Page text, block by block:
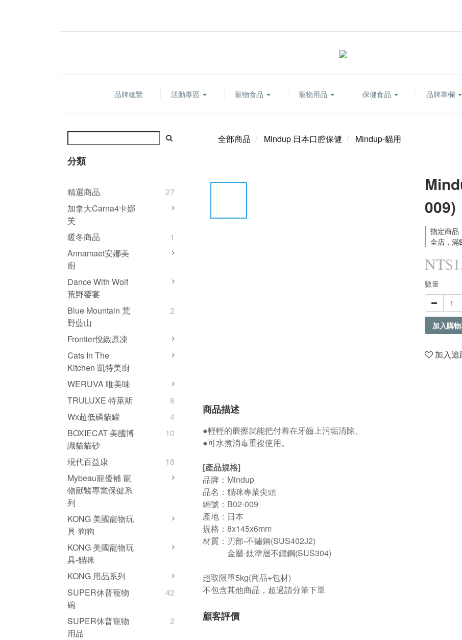
品牌總覽 活動專區 寵物食品 寵物用品 保健食品 品牌專欄
分類
精選商品
27
加拿大Carna4卡娜
芙
暖冬商品
1
Annamaet安娜美
廚
Dance With Wolf
荒野饗宴
Blue Mountain 荒
野藍山
2
Frontier悅緻原凍
Cats In The
Kitchen 凱特美廚
WERUVA 唯美味
TRULUXE 特萊斯
8
Wx超低磷貓罐
4
BOXIECAT 美國博
識貓貓砂
10
現代百益康
18
Mybeau寵優補 寵
物獸醫專業保健系
列
KONG 美國寵物玩
具-狗狗
KONG 美國寵物玩
具-貓咪
KONG 用品系列
SUPER休普寵物
碗
42
SUPER休普寵物
用品
2
全部商品 Mindup 日本口腔保健 Mindup-貓用
009)
指定商品
全店，滿
數量
加入購
加入
商品描述
●輕輕的磨擦就能把付着在牙齒上污垢清除。
●可水煮消毒重複使用。
[產品規格]
品牌：Mindup
品名：貓咪專業尖頭
編號：B02-009
產地：日本
規格：8x145x6mm
材質：刃部-不鏽鋼(SUS402J2)
金屬-鈦塗層不鏽鋼(SUS304)
超取限重5kg(商品+包材)
不包含其他商品，超過請分筆下單
顧客評價